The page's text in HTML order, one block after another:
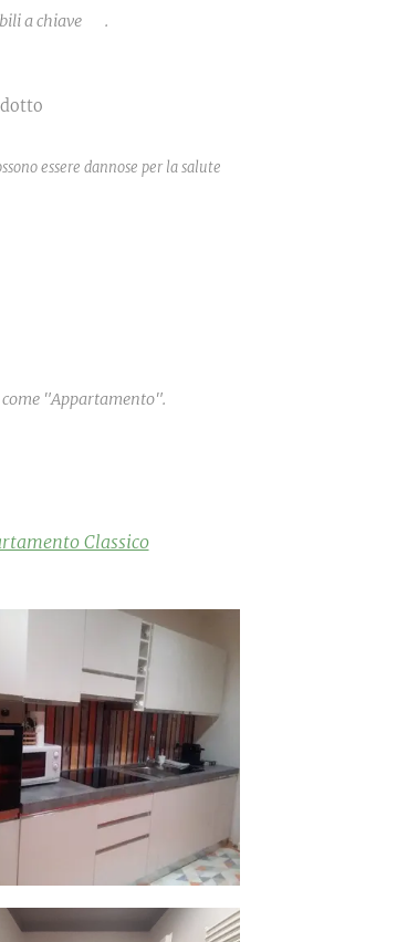
a chiave🗝 .
essere dannose per la salute
"Appartamento".
Classico